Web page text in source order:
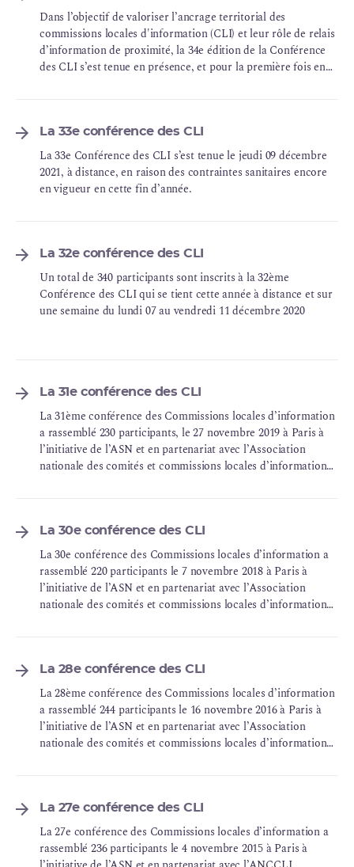
Dans l’objectif de valoriser l’ancrage territorial des
commissions locales d'information (CLI) et leur rôle de relais
d’information de proximité, la 34e édition de la Conférence
des CLI s’est tenue en présence, et pour la première fois en
La 33e conférence des CLI
La 33e Conférence des CLI s’est tenue le jeudi 09 décembre
2021, à distance, en raison des contraintes sanitaires encore
en vigueur en cette fin d’année.
La 32e conférence des CLI
Un total de 340 participants sont inscrits à la 32ème
Conférence des CLI qui se tient cette année à distance et sur
une semaine du lundi 07 au vendredi 11 décembre 2020
La 31e conférence des CLI
La 31ème conférence des Commissions locales d’information
a rassemblé 230 participants, le 27 novembre 2019 à Paris à
l’initiative de l’ASN et en partenariat avec l’Association
nationale des comités et commissions locales d’information
La 30e conférence des CLI
La 30e conférence des Commissions locales d’information a
rassemblé 220 participants le 7 novembre 2018 à Paris à
l’initiative de l’ASN et en partenariat avec l’Association
nationale des comités et commissions locales d’information
La 28e conférence des CLI
La 28ème conférence des Commissions locales d’information
a rassemblé 244 participants le 16 novembre 2016 à Paris à
l’initiative de l’ASN et en partenariat avec l’Association
nationale des comités et commissions locales d’information
La 27e conférence des CLI
La 27e conférence des Commissions locales d’information a
rassemblé 236 participants le 4 novembre 2015 à Paris à